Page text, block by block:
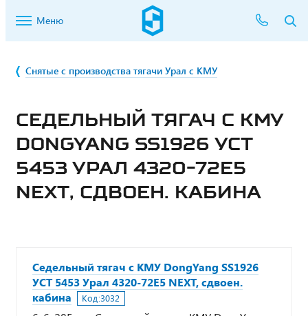
Меню
Снятые с производства тягачи Урал с КМУ
СЕДЕЛЬНЫЙ ТЯГАЧ С КМУ
DONGYANG SS1926 УСТ
5453 УРАЛ 4320-72Е5
NEXT, СДВОЕН. КАБИНА
Седельный тягач с КМУ DongYang SS1926
УСТ 5453 Урал 4320-72Е5 NEXT, сдвоен.
кабина
Код:3032